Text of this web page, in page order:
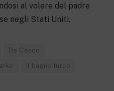
al volere del padre
negli Stati Uniti.
De Cecco
Il bagno turco